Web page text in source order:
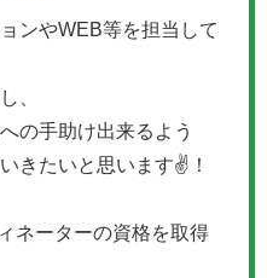
ンやWEB等を担当して
、
の手助け出来るよう
きたいと思います✌！
ネーターの資格を取得